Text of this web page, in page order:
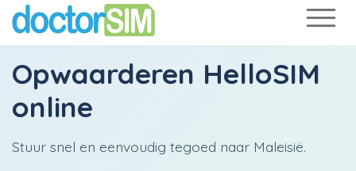
Opwaarderen HelloSIM
online
Stuur snel en eenvoudig tegoed naar Maleisië.